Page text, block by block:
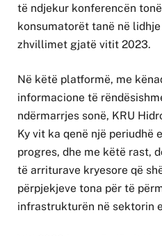
të ndjekur konferencën
konsumatorët tanë në
zhvillimet gjatë vitit 2023.
Në këtë platformë, me
informacione të
ndërmarrjes sonë, KRU
Ky vit ka qenë një periudhë
progres, dhe me këtë rast,
të arriturave kryesore që
përpjekjeve tona për të
infrastrukturën në sektorin